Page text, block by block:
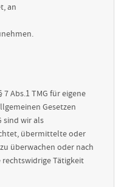
an
Abs.1 TMG für eigene
Gesetzen
sind wir als
übermittelte oder
überwachen oder nach
Tätigkeit